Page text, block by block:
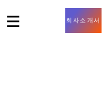
회사소개서